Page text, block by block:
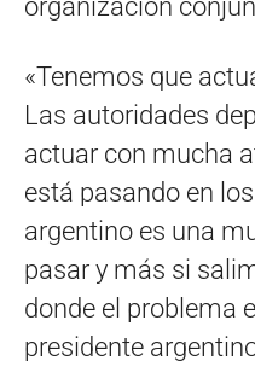
organización
«Tenemos que
Las autoridades
actuar con mucha
está pasando en
argentino es una
pasar y más si
donde el problema
presidente